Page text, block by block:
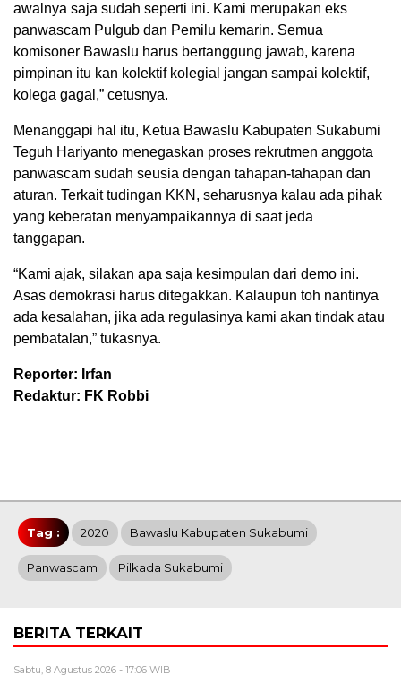
awalnya saja sudah seperti ini. Kami merupakan eks
panwascam Pulgub dan Pemilu kemarin. Semua
komisoner Bawaslu harus bertanggung jawab, karena
pimpinan itu kan kolektif kolegial jangan sampai kolektif,
kolega gagal,” cetusnya.
Menanggapi hal itu, Ketua Bawaslu Kabupaten Sukabumi
Teguh Hariyanto menegaskan proses rekrutmen anggota
panwascam sudah seusia dengan tahapan-tahapan dan
aturan. Terkait tudingan KKN, seharusnya kalau ada pihak
yang keberatan menyampaikannya di saat jeda
tanggapan.
“Kami ajak, silakan apa saja kesimpulan dari demo ini.
Asas demokrasi harus ditegakkan. Kalaupun toh nantinya
ada kesalahan, jika ada regulasinya kami akan tindak atau
pembatalan,” tukasnya.
Reporter: Irfan
Redaktur: FK Robbi
Tag : 2020 Bawaslu Kabupaten Sukabumi
Panwascam Pilkada Sukabumi
BERITA TERKAIT
Sabtu, 8 Agustus 2026 - 17:06 WIB